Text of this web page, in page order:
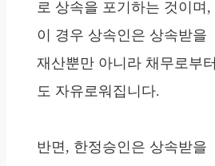
로 상속을 포기하는 것이며,
이 경우 상속인은 상속받을
재산뿐만 아니라 채무로부터
도 자유로워집니다.
반면, 한정승인은 상속받을